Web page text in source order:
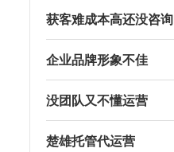
获客难成本高还没咨询
企业品牌形象不佳
没团队又不懂运营
楚雄托管代运营